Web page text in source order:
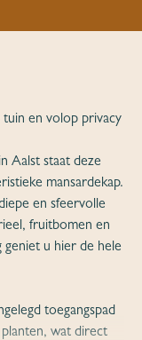
tuin en volop privacy
Aalst staat deze
mansardekap.
en sfeervolle
fruitbomen en
geniet u hier de hele
toegangspad
wat direct